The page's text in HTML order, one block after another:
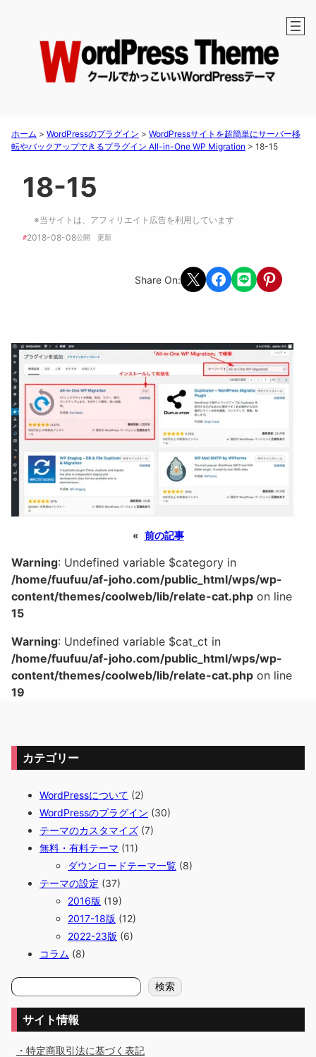
ホーム > WordPressのプラグイン > WordPressサイトを超簡単にサーバー移
転やバックアップできるプラグイン All-in-One WP Migration > 18-15
18-15
※当サイトは、アフィリエイト広告を利用しています
#2018-08-08公開 更新
Share On: Share on X Share on Facebook
Share on LINEShare on
« 前の記事
Warning: Undefined variable $category in
/home/fuufuu/af-joho.com/public_html/wps/wp-
content/themes/coolweb/lib/relate-cat.php on line
15
Warning: Undefined variable $cat_ct in
/home/fuufuu/af-joho.com/public_html/wps/wp-
content/themes/coolweb/lib/relate-cat.php on line
19
カテゴリー
WordPressについて (2)
WordPressのプラグイン (30)
テーマのカスタマイズ (7)
無料・有料テーマ (11)
ダウンロードテーマ一覧 (8)
テーマの設定 (37)
2016版 (19)
2017-18版 (12)
2022-23版 (6)
コラム (8)
検
索
検索
サイト情報
・特定商取引法に基づく表記